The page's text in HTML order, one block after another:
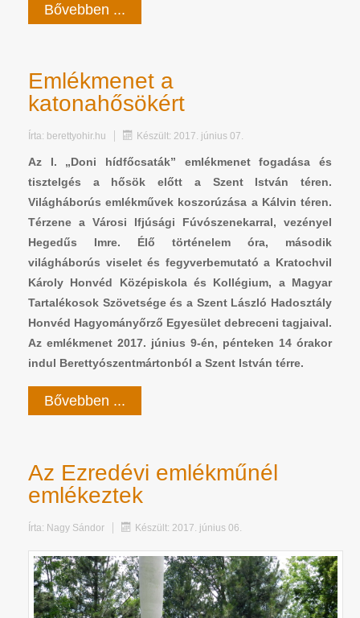
Bővebben ...
Emlékmenet a
katonahősökért
Írta: berettyohir.hu Készült: 2017. június 07.
Az I. „Doni hídfőcsaták” emlékmenet fogadása és
tisztelgés a hősök előtt a Szent István téren.
Világháborús emlékművek koszorúzása a Kálvin téren.
Térzene a Városi Ifjúsági Fúvószenekarral, vezényel
Hegedűs Imre. Élő történelem óra, második
világháborús viselet és fegyverbemutató a Kratochvil
Károly Honvéd Középiskola és Kollégium, a Magyar
Tartalékosok Szövetsége és a Szent László Hadosztály
Honvéd Hagyományőrző Egyesület debreceni tagjaival.
Az emlékmenet 2017. június 9-én, pénteken 14 órakor
indul Berettyószentmártonból a Szent István térre.
Bővebben ...
Az Ezredévi emlékműnél
emlékeztek
Írta: Nagy Sándor Készült: 2017. június 06.